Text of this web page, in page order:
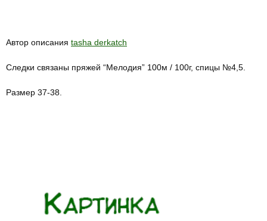
Автор описания tasha derkatch
Следки связаны пряжей “Мелодия” 100м / 100г, спицы №4,5.
Размер 37-38.